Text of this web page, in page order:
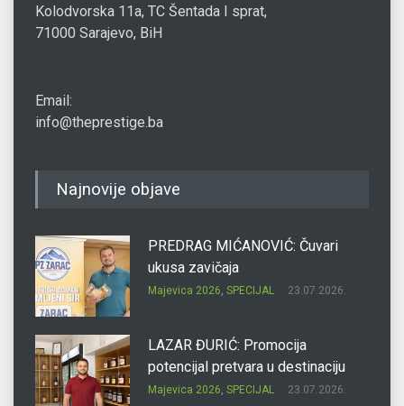
Kolodvorska 11a, TC Šentada I sprat,
71000 Sarajevo, BiH
Email:
info@theprestige.ba
Najnovije objave
PREDRAG MIĆANOVIĆ: Čuvari
ukusa zavičaja
Majevica 2026, SPECIJAL 23.07.2026.
LAZAR ĐURIĆ: Promocija
potencijal pretvara u destinaciju
Majevica 2026, SPECIJAL 23.07.2026.